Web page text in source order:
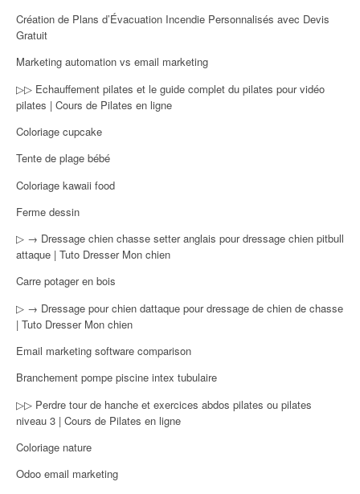
Création de Plans d’Évacuation Incendie Personnalisés avec Devis
Gratuit
Marketing automation vs email marketing
▷▷ Echauffement pilates et le guide complet du pilates pour vidéo
pilates | Cours de Pilates en ligne
Coloriage cupcake
Tente de plage bébé
Coloriage kawaii food
Ferme dessin
▷ → Dressage chien chasse setter anglais pour dressage chien pitbull
attaque | Tuto Dresser Mon chien
Carre potager en bois
▷ → Dressage pour chien dattaque pour dressage de chien de chasse
| Tuto Dresser Mon chien
Email marketing software comparison
Branchement pompe piscine intex tubulaire
▷▷ Perdre tour de hanche et exercices abdos pilates ou pilates
niveau 3 | Cours de Pilates en ligne
Coloriage nature
Odoo email marketing